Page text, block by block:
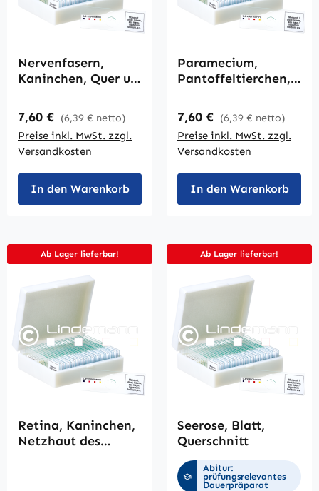
Nervenfasern,
Kaninchen, Quer u.
Regulärer Preis:
7,60 € (6,39 € netto)
Preise inkl. MwSt. zzgl.
Versandkosten
In den Warenkorb
Paramecium,
Pantoffeltierchen,
Regulärer Preis:
7,60 € (6,39 € netto)
Preise inkl. MwSt. zzgl.
Versandkosten
In den Warenkorb
Ab Lager lieferbar!
Retina, Kaninchen,
Netzhaut des
Ab Lager lieferbar!
Seerose, Blatt,
Querschnitt
Abitur:
prüfungsrelevantes
Dauerpräparat